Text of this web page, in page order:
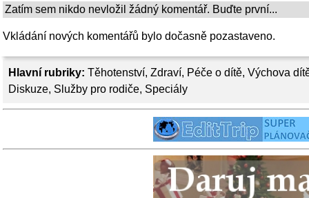
Hlavní rubriky: Těhotenství, Zdraví, Péče o dítě, Výchova
Diskuze, Služby pro rodiče, Speciály
Zatím sem nikdo nevložil žádný komentář. Buďte první...
Vkládání nových komentářů bylo dočasně pozastaveno.